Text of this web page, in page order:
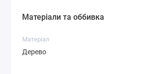
Матеріали та оббивка
Матеріал
Дерево